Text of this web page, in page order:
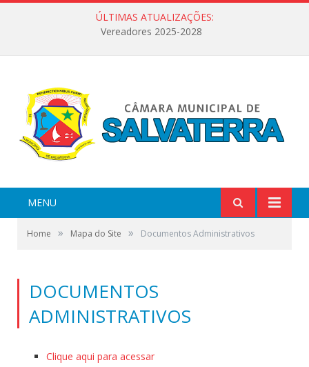
ÚLTIMAS ATUALIZAÇÕES:
Vereadores 2025-2028
MENU
Home » Mapa do Site » Documentos Administrativos
DOCUMENTOS
ADMINISTRATIVOS
Clique aqui para acessar